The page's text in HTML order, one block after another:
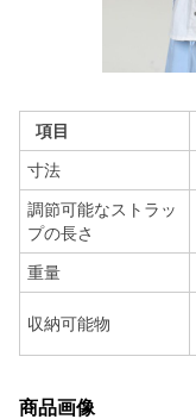
項目
寸法
調節可能なストラッ
プの長さ
重量
収納可能物
商品画像